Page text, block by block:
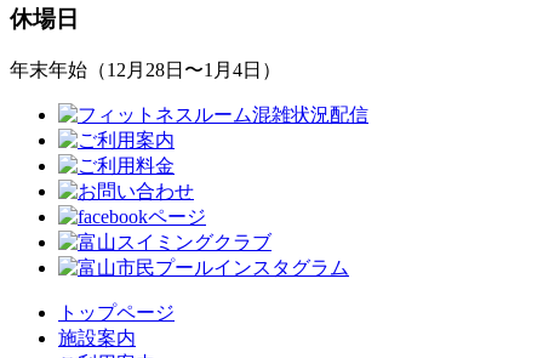
休場日
年末年始（12月28日〜1月4日）
トップページ
施設案内